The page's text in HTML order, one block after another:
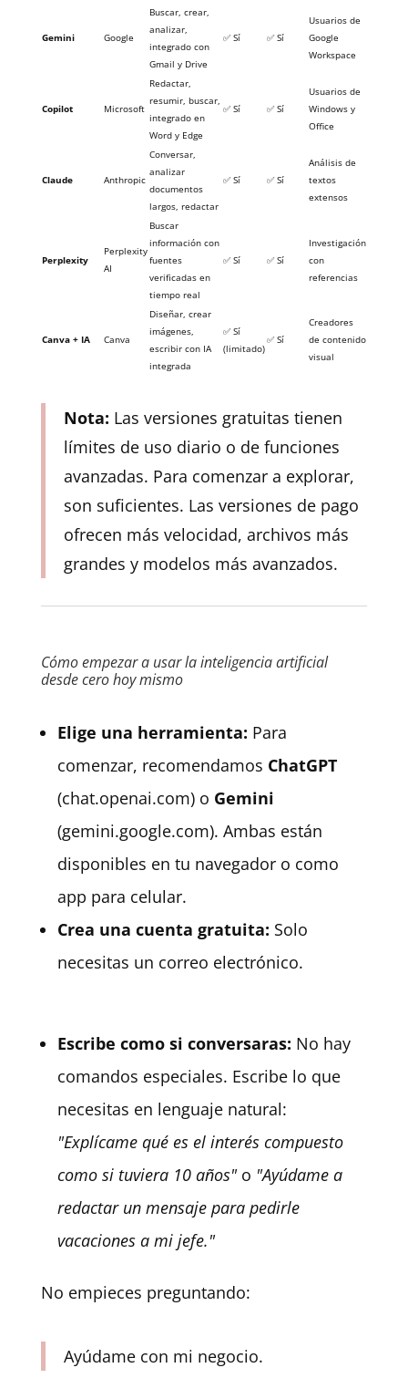
Gemini Google
Buscar, crear,
analizar,
integrado con
Gmail y Drive
✅ Sí ✅ Sí
Usuarios de
Google
Workspace
Copilot Microsoft
Redactar,
resumir, buscar,
integrado en
Word y Edge
✅ Sí ✅ Sí
Usuarios de
Windows y
Office
Claude Anthropic
Conversar,
analizar
documentos
largos, redactar
✅ Sí ✅ Sí
Análisis de
textos
extensos
Perplexity
Perplexity
AI
Buscar
información con
fuentes
verificadas en
tiempo real
✅ Sí ✅ Sí
Investigación
con
referencias
Canva + IA Canva
Diseñar, crear
imágenes,
escribir con IA
integrada
✅ Sí
(limitado)
✅ Sí
Creadores
de contenido
visual
Nota: Las versiones gratuitas tienen
límites de uso diario o de funciones
avanzadas. Para comenzar a explorar,
son suficientes. Las versiones de pago
ofrecen más velocidad, archivos más
grandes y modelos más avanzados.
Cómo empezar a usar la inteligencia artificial
desde cero hoy mismo
Elige una herramienta: Para
comenzar, recomendamos ChatGPT
(chat.openai.com) o Gemini
(gemini.google.com). Ambas están
disponibles en tu navegador o como
app para celular.
Crea una cuenta gratuita: Solo
necesitas un correo electrónico.
Escribe como si conversaras: No hay
comandos especiales. Escribe lo que
necesitas en lenguaje natural:
"Explícame qué es el interés compuesto
como si tuviera 10 años"o "Ayúdame a
redactar un mensaje para pedirle
vacaciones a mi jefe."
No empieces preguntando:
Ayúdame con mi negocio.